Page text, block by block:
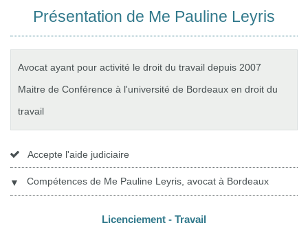
Présentation de Me Pauline Leyris
Avocat ayant pour activité le droit du travail depuis 2007
Maitre de Conférence à l'université de Bordeaux en droit du
travail
Accepte l'aide judiciaire
▼ Compétences de Me Pauline Leyris, avocat à Bordeaux
Licenciement - Travail